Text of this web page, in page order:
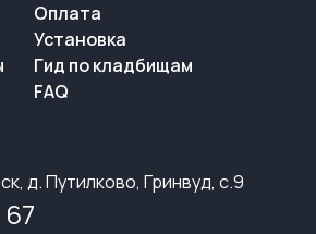
Оплата
Установка
Гид по кладбищам
FAQ
д. Путилково, Гринвуд, с.9